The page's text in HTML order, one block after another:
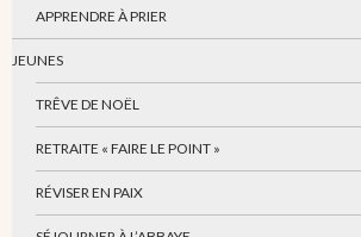
APPRENDRE À PRIER
JEUNES
TRÊVE DE NOËL
RETRAITE « FAIRE LE POINT »
RÉVISER EN PAIX